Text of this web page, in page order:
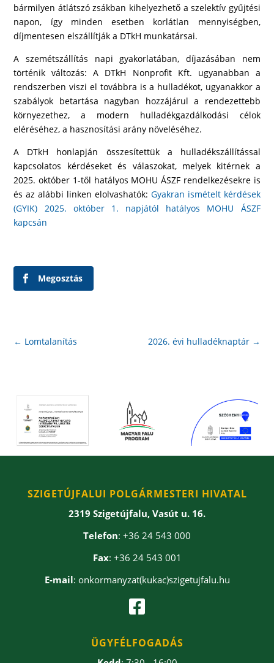
bármilyen átlátszó zsákban kihelyezhető a szelektív gyűjtési
napon, így minden esetben korlátlan mennyiségben,
díjmentesen elszállítják a DTkH munkatársai.
A szemétszállítás napi gyakorlatában, díjazásában nem
történik változás: A DTkH Nonprofit Kft. ugyanabban a
rendszerben viszi el továbbra is a hulladékot, ugyanakkor a
szabályok betartása nagyban hozzájárul a rendezettebb
környezethez, a modern hulladékgazdálkodási célok
eléréséhez, a hasznosítási arány növeléséhez.
A DTkH honlapján összesítettük a hulladékszállítással
kapcsolatos kérdéseket és válaszokat, melyek kitérnek a
2025. október 1-től hatályos MOHU ÁSZF rendelkezésekre is
és az alábbi linken elolvashatók: Gyakran ismételt kérdések
(GYIK) 2025. október 1. napjától hatályos MOHU ÁSZF
kapcsán
Megosztás
← Lomtalanítás 2026. évi hulladéknaptár→
SZIGETÚJFALUI POLGÁRMESTERI HIVATAL
2319 Szigetújfalu, Vasút u. 16.
Telefon: +36 24 543 000
Fax: +36 24 543 001
E-mail: onkormanyzat(kukac)szigetujfalu.hu

ÜGYFÉLFOGADÁS